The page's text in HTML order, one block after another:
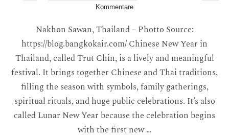
Kommentare
Nakhon Sawan, Thailand – Photto Source:
https://blog.bangkokair.com/ Chinese New Year in
Thailand, called Trut Chin, is a lively and meaningful
festival. It brings together Chinese and Thai traditions,
filling the season with symbols, family gatherings,
spiritual rituals, and huge public celebrations. It’s also
called Lunar New Year because the celebration begins
with the first new …